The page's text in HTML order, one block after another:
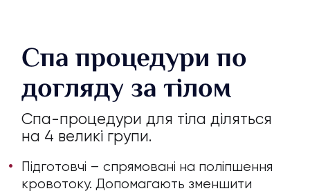
Спа процедури по
догляду за тілом
Спа-процедури для тіла діляться
на 4 великі групи.
Підготовчі – спрямовані на поліпшення
кровотоку. Допомагають зменшити